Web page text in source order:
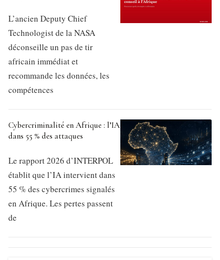
L’ancien Deputy Chief
Technologist de la NASA
déconseille un pas de tir
africain immédiat et
recommande les données, les
compétences
Cybercriminalité en Afrique : l’IA
dans 55 % des attaques
Le rapport 2026 d’INTERPOL
établit que l’IA intervient dans
55 % des cybercrimes signalés
en Afrique. Les pertes passent
de